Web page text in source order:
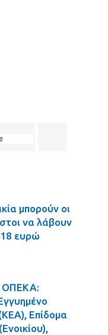
μπορούν οι
να λάβουν
ευρώ
ΟΠΕΚΑ:
Επίδομα